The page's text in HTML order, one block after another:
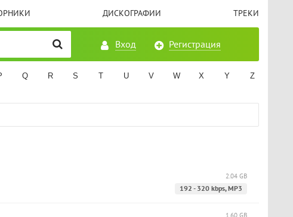
ДИСКОГРАФИИ ТРЕКИ
Вход Регистрация
Q R S T U V W X Y Z
2.04 GB
192 - 320 kbps, MP3